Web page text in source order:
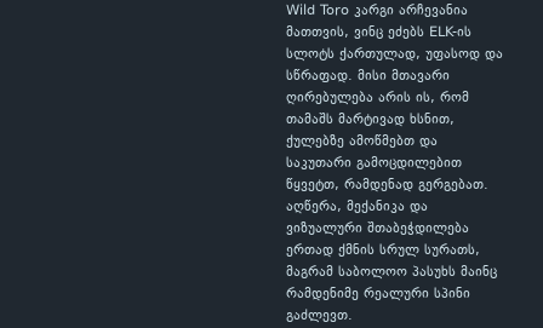
Wild Toro კარგი არჩევანია
მათთვის, ვინც ეძებს ELK-ის
სლოტს ქართულად, უფასოდ და
სწრაფად. მისი მთავარი
ღირებულება არის ის, რომ
თამაშს მარტივად ხსნით,
ქულებზე ამოწმებთ და
საკუთარი გამოცდილებით
წყვეტთ, რამდენად გერგებათ.
აღწერა, მექანიკა და
ვიზუალური შთაბეჭდილება
ერთად ქმნის სრულ სურათს,
მაგრამ საბოლოო პასუხს მაინც
რამდენიმე რეალური სპინი
გაძლევთ.